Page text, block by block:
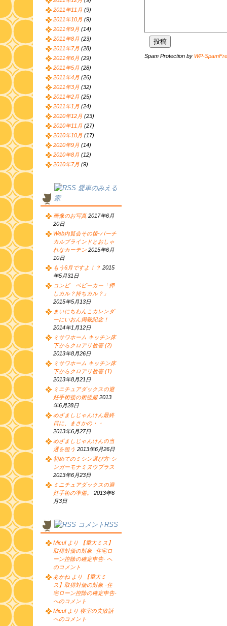
Spam Protection by WP-
2011年11月 (9)
2011年10月 (9)
2011年9月 (14)
2011年8月 (23)
2011年7月 (28)
2011年6月 (29)
2011年5月 (28)
2011年4月 (26)
2011年3月 (32)
2011年2月 (25)
2011年1月 (24)
2010年12月 (23)
2010年11月 (27)
2010年10月 (17)
2010年9月 (14)
2010年8月 (12)
2010年7月 (9)
愛車のみえる
家
画像のお写真 2017年6月
20日
Web内覧会その後-バーチ
カルブラインドとおしゃ
れなカーテン 2015年6月
10日
もう6月ですよ！？ 2015
年5月31日
コンビ ベビーカー「押
しカル？持ちカル？」
2015年5月13日
まいにちわんこカレンダ
ーにいおん掲載記念！
2014年1月12日
ミサワホーム キッチン床
下からクロアリ被害 (2)
2013年8月26日
ミサワホーム キッチン床
下からクロアリ被害 (1)
2013年8月21日
ミニチュアダックスの避
妊手術後の術後服 2013
年6月28日
めざましじゃんけん最終
日に、まさかの・・
2013年6月27日
めざましじゃんけんの当
選を狙う 2013年6月26日
初めてのミシン選び方-シ
ンガーモナミヌウプラス
2013年6月23日
ミニチュアダックスの避
妊手術の準備。
2013年6
月3日
コメントRSS
Micul より 【重大ミス】
取得対価の対象 -住宅ロ
ーン控除の確定申告- へ
のコメント
あかね より 【重大ミ
ス】取得対価の対象 -住
宅ローン控除の確定申告-
へのコメント
Micul より 寝室の失敗話
へのコメント